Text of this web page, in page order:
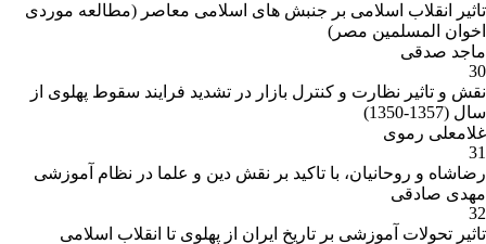
تاثیر انقلاب اسلامی بر جنبش های اسلامی معاصر (مطالعه موردی
اخوان المسلمین مصر)
ماجد صدقی
30
نقش و تاثیر نظارت و کنترل بازار در تشدید فرایند سقوط پهلوی از
سال (1357-1350)
غلامعلی رموی
31
رضاشاه و روحانیان، با تاکید بر نقش دین و علما در نظام آموزشی
مهدی صادقی
32
تاثیر تحولات آموزشی بر تاریخ ایران از پهلوی تا انقلاب اسلامی